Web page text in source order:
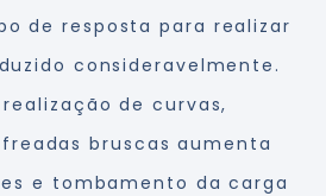
de resposta para realizar
consideravelmente.
realização de curvas,
bruscas aumenta
e tombamento da carga